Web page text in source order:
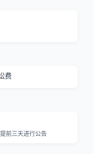
费
前三天进行公告